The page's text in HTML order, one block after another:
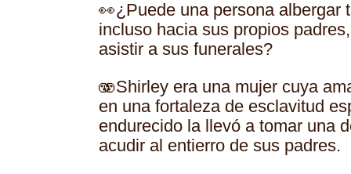
👀¿Puede una persona albergar
incluso hacia sus propios
asistir a sus funerales?
🫨Shirley era una mujer cuya
en una fortaleza de esclavitud
endurecido la llevó a tomar una
acudir al entierro de sus padres.